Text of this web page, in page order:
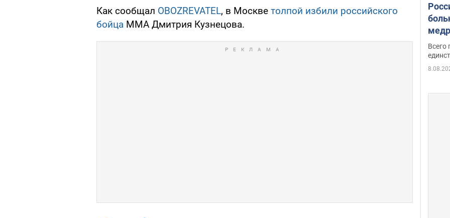
Как сообщал OBOZREVATEL, в Москве толпой избили российского
бойца MMA Дмитрия Кузнецова.
Всего